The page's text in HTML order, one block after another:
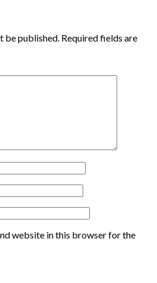
be published. Required fields are
website in this browser for the